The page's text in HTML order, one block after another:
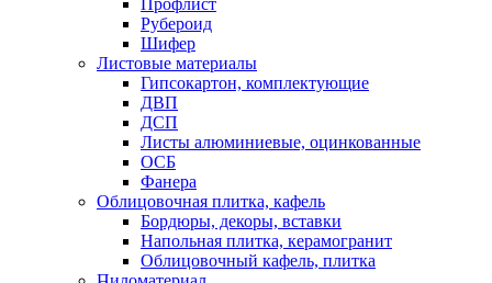
Рубероид
Шифер
Листовые материалы
Гипсокартон, комплектующие
ДВП
ДСП
Листы алюминиевые, оцинкованные
ОСБ
Фанера
Облицовочная плитка, кафель
Бордюры, декоры, вставки
Напольная плитка, керамогранит
Облицовочный кафель, плитка